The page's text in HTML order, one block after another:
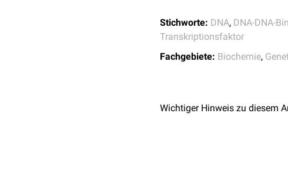
Stichworte: DNA, DNA-DNA-
Transkriptionsfaktor
Fachgebiete: Biochemie,
Wichtiger Hinweis zu diesem